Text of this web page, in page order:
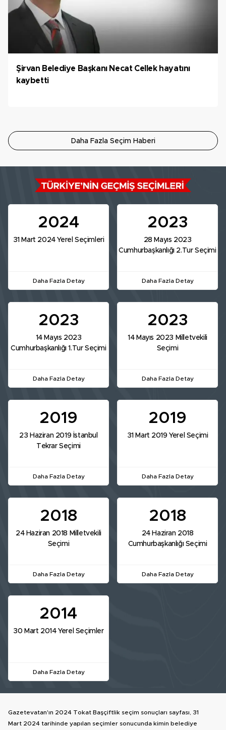
Şirvan Belediye Başkanı Necat Cellek hayatını
kaybetti
Daha Fazla Seçim Haberi
2024
31 Mart 2024 Yerel Seçimleri
Daha Fazla Detay
2023
28 Mayıs 2023
Cumhurbaşkanlığı 2.Tur Seçimi
Daha Fazla Detay
2023
14 Mayıs 2023
Cumhurbaşkanlığı 1.Tur Seçimi
Daha Fazla Detay
2023
14 Mayıs 2023 Milletvekili
Seçimi
Daha Fazla Detay
2019
23 Haziran 2019 İstanbul
Tekrar Seçimi
Daha Fazla Detay
2019
31 Mart 2019 Yerel Seçimi
Daha Fazla Detay
2018
24 Haziran 2018 Milletvekili
Seçimi
Daha Fazla Detay
2018
24 Haziran 2018
Cumhurbaşkanlığı Seçimi
Daha Fazla Detay
2014
30 Mart 2014 Yerel Seçimler
Daha Fazla Detay
Gazetevatan'ın 2024 Tokat Başçiftlik seçim sonuçları sayfası, 31
Mart 2024 tarihinde yapılan seçimler sonucunda kimin belediye